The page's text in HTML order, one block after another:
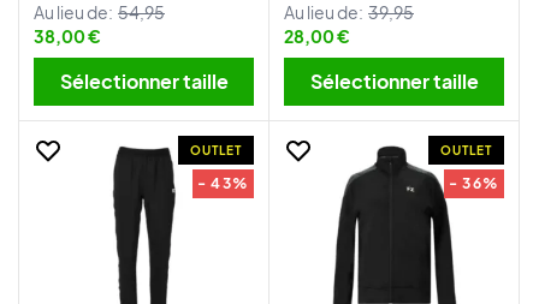
Au lieu de: 54,95
38,00 €
Sélectionner taille
Au lieu de: 39,95
28,00 €
Sélectionner taille
OUTLET
- 43%
OUTLET
- 36%